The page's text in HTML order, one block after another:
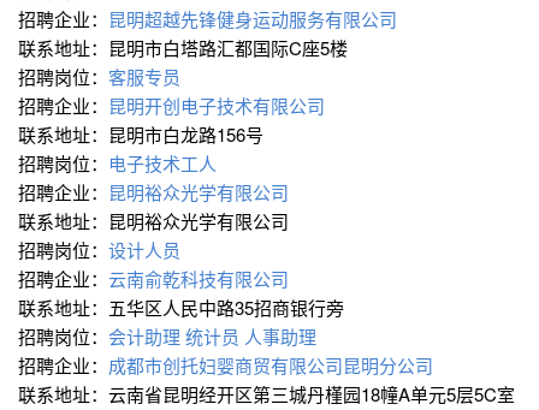
招聘企业： 昆明超越先锋健身运动服务有限公司
联系地址：昆明市白塔路汇都国际C座5楼
招聘岗位： 客服专员
招聘企业： 昆明开创电子技术有限公司
联系地址：昆明市白龙路156号
招聘岗位： 电子技术工人
招聘企业： 昆明裕众光学有限公司
联系地址：昆明裕众光学有限公司
招聘岗位： 设计人员
招聘企业： 云南俞乾科技有限公司
联系地址：五华区人民中路35招商银行旁
招聘岗位： 会计助理 统计员 人事助理
招聘企业： 成都市创托妇婴商贸有限公司昆明分公司
联系地址：云南省昆明经开区第三城丹槿园18幢A单元5层5C室